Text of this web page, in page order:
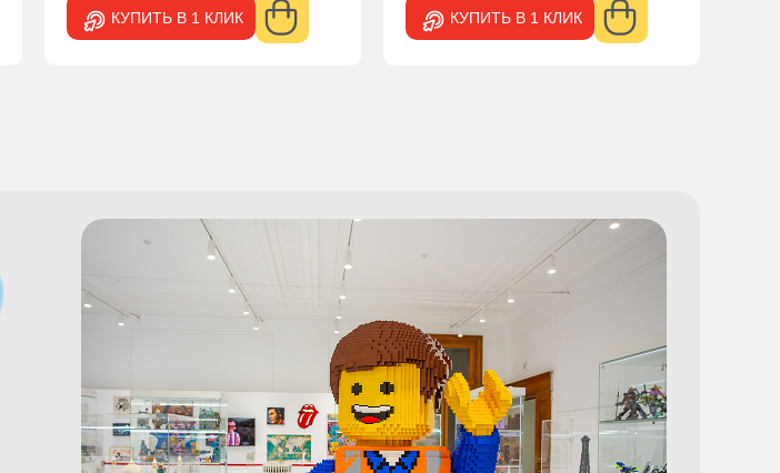
КУПИТЬ В 1 КЛИК КУПИТЬ В 1 КЛИК